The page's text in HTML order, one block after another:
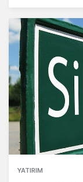
YATIRIM